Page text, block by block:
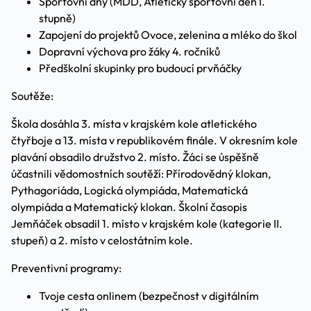
stupně)
Zapojení do projektů Ovoce, zelenina a mléko do škol
Dopravní výchova pro žáky 4. ročníků
Předškolní skupinky pro budoucí prvňáčky
Soutěže:
Škola dosáhla 3. místa v krajském kole atletického
čtyřboje a 13. místa v republikovém finále. V okresním kole
plavání obsadilo družstvo 2. místo. Žáci se úspěšně
účastnili vědomostních soutěží: Přírodovědný klokan,
Pythagoriáda, Logická olympiáda, Matematická
olympiáda a Matematický klokan. Školní časopis
Jemňáček obsadil 1. místo v krajském kole (kategorie II.
stupeň) a 2. místo v celostátním kole.
Preventivní programy:
Tvoje cesta onlinem (bezpečnost v digitálním